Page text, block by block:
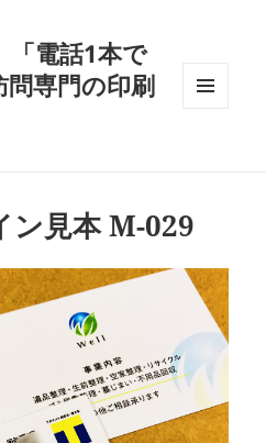
「電話1本で
専門の印刷
ン見本 M-029